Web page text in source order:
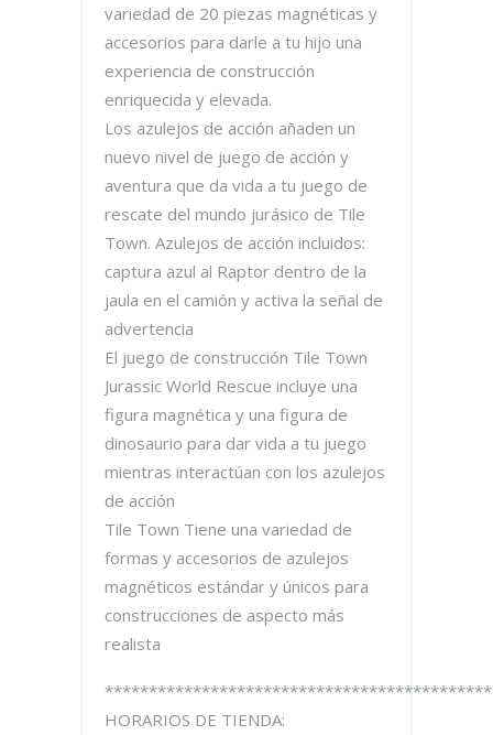
variedad de 20 piezas magnéticas y
accesorios para darle a tu hijo una
experiencia de construcción
enriquecida y elevada.
Los azulejos de acción añaden un
nuevo nivel de juego de acción y
aventura que da vida a tu juego de
rescate del mundo jurásico de Tile
Town. Azulejos de acción incluidos:
captura azul al Raptor dentro de la
jaula en el camión y activa la señal de
advertencia
El juego de construcción Tile Town
Jurassic World Rescue incluye una
figura magnética y una figura de
dinosaurio para dar vida a tu juego
mientras interactúan con los azulejos
de acción
Tile Town Tiene una variedad de
formas y accesorios de azulejos
magnéticos estándar y únicos para
construcciones de aspecto más
realista
HORARIOS DE TIENDA: